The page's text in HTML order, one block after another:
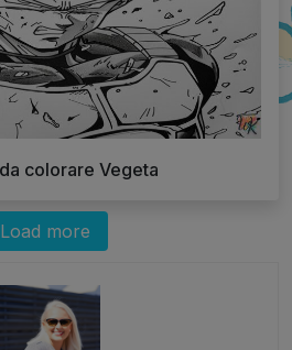
colorare Vegeta
Load more